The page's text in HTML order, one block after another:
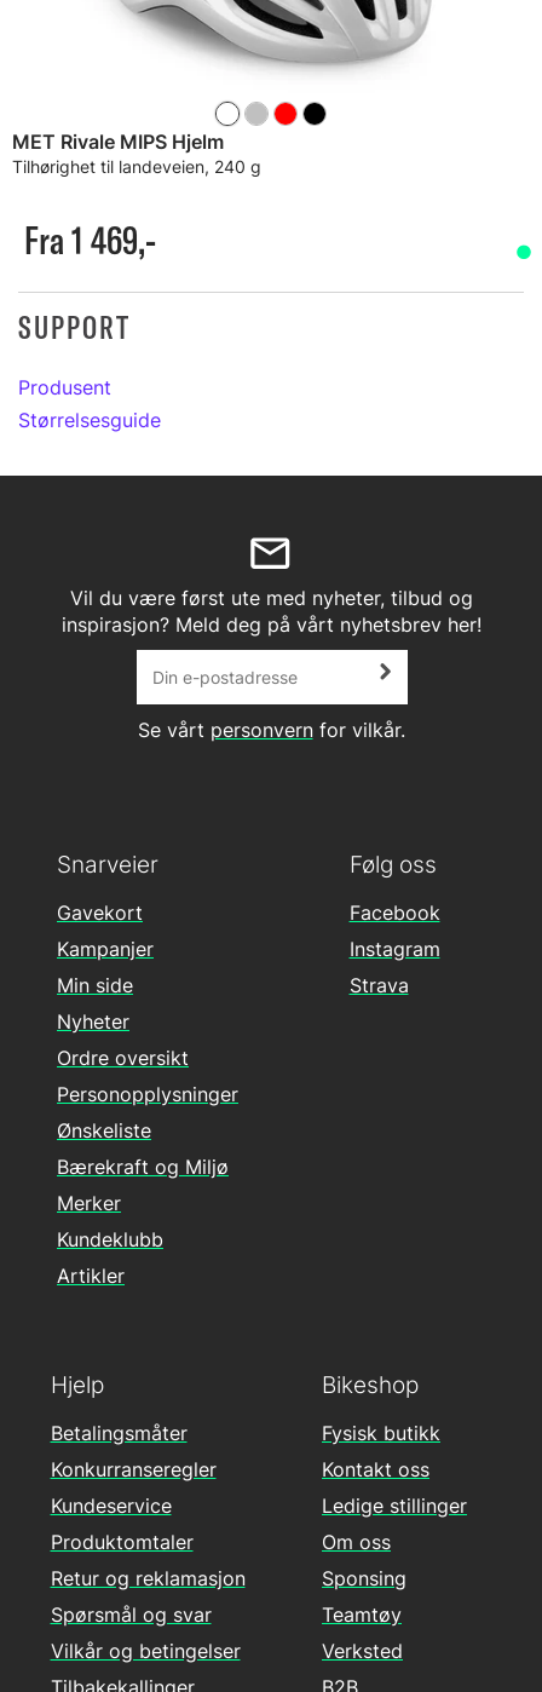
MET Rivale MIPS Hjelm
Tilhørighet til landeveien, 240 g
Fra 1 469,-
SUPPORT
Produsent
Størrelsesguide
Vil du være først ute med nyheter, tilbud og
inspirasjon? Meld deg på vårt nyhetsbrev her!
Se vårt personvernfor vilkår.
Følg oss
Facebook
Instagram
Strava
Hjelp
Betalingsmåter
Konkurranseregler
Kundeservice
Produktomtaler
Retur og reklamasjon
Spørsmål og svar
Vilkår og betingelser
Tilbakekallinger
Snarveier
Gavekort
Kampanjer
Min side
Nyheter
Ordre oversikt
Personopplysninger
Ønskeliste
Bærekraft og Miljø
Merker
Kundeklubb
Artikler
Bikeshop
Fysisk butikk
Kontakt oss
Ledige stillinger
Om oss
Sponsing
Teamtøy
Verksted
B2B